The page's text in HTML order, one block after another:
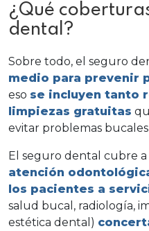
¿Qué
dental?
Sobre todo, el seguro
medio para prevenir
eso se incluyen tanto
limpiezas gratuitas
evitar problemas bucales
El seguro dental cubre a
atención
los pacientes a
salud bucal, radiología,
estética dental)